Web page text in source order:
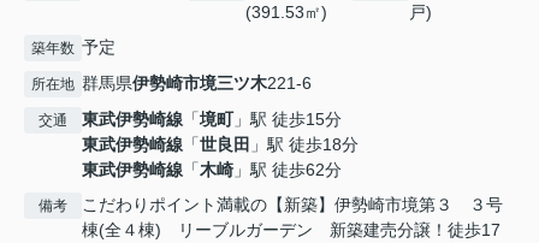
(391.53㎡)
戸)
築年数 予定
所在地 群馬県伊勢崎市境三ツ木221-6
交通 東武伊勢崎線 「境町」駅 徒歩15分
東武伊勢崎線 「世良田 」駅 徒歩18分
東武伊勢崎線 「木崎 」駅 徒歩62分
備考
こだわりポイント満載の【新築】伊勢崎市境第３ ３号
棟(全４棟) リーブルガーデン 新築建売分譲！徒歩17